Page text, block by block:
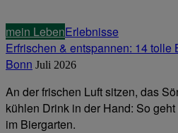
mein LebenErlebnisse
Erfrischen & entspannen: 14 tolle
Bonn Juli 2026
An der frischen Luft sitzen, das
kühlen Drink in der Hand: So
im Biergarten.